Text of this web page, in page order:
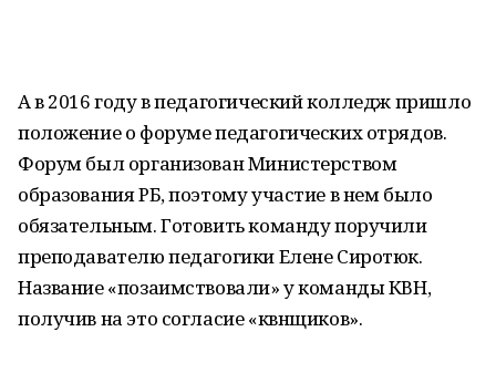
А в 2016 году в педагогический колледж пришло
положение о форуме педагогических отрядов.
Форум был организован Министерством
образования РБ, поэтому участие в нем было
обязательным. Готовить команду поручили
преподавателю педагогики Елене Сиротюк.
Название «позаимствовали» у команды КВН,
получив на это согласие «квнщиков».